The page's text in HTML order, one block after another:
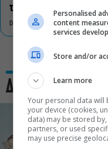
τον πολιτισμό
DON'T MISS
Δες και αυτό
Personalised
content
services
Store and/or
Learn more
Your personal data
your device (cookies,
data) may be stored
partners, or used
may use precise